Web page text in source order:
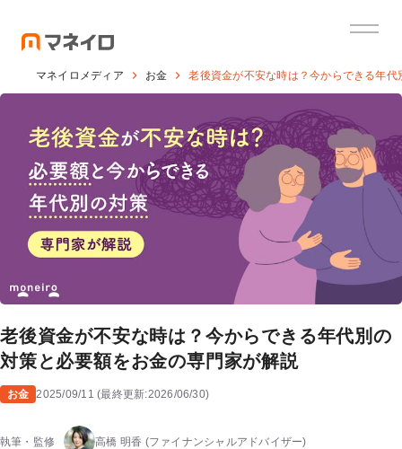
マネイロメディア お金 老後資金が不安な時は？今からできる年
老後資金が不安な時は？今からできる年代別の
対策と必要額をお金の専門家が解説
お金 2025/09/11 (最終更新:2026/06/30)
執筆・監修 高橋 明香 (ファイナンシャルアドバイザー)